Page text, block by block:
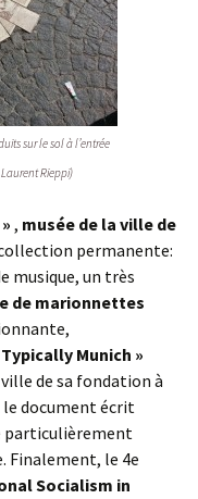
sur le sol à l’entrée
Rieppi)
, musée de la ville de
permanente:
musique, un très
de marionnettes
Typically Munich »
de sa fondation à
document écrit
particulièrement
Finalement, le 4e
Socialism in